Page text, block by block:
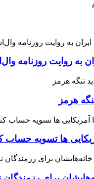
به روایت روزنامه
هرمز
ها تسویه حساب